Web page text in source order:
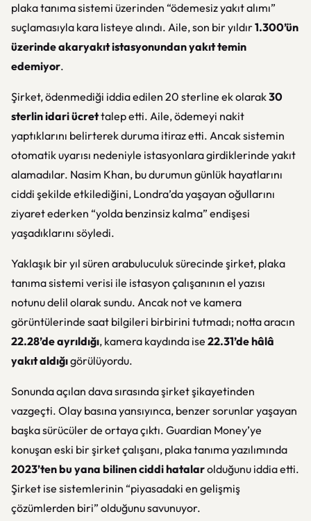
plaka tanıma sistemi üzerinden “ödemesiz yakıt alımı”
suçlamasıyla kara listeye alındı. Aile, son bir yıldır1.300’ün
üzerinde akaryakıt istasyonundan yakıt temin
edemiyor.
Şirket, ödenmediği iddia edilen 20 sterline ek olarak30
sterlin idari ücrettalep etti. Aile, ödemeyi nakit
yaptıklarını belirterek duruma itiraz etti. Ancak sistemin
otomatik uyarısı nedeniyle istasyonlara girdiklerinde yakıt
alamadılar. Nasim Khan, bu durumun günlük hayatlarını
ciddi şekilde etkilediğini, Londra’da yaşayan oğullarını
ziyaret ederken “yolda benzinsiz kalma” endişesi
yaşadıklarını söyledi.
Yaklaşık bir yıl süren arabuluculuk sürecinde şirket, plaka
tanıma sistemi verisi ile istasyon çalışanının el yazısı
notunu delil olarak sundu. Ancak not ve kamera
görüntülerinde saat bilgileri birbirini tutmadı; notta aracın
22.28’de ayrıldığı, kamera kaydında ise 22.31’de hâlâ
yakıt aldığıgörülüyordu.
Sonunda açılan dava sırasında şirket şikayetinden
vazgeçti. Olay basına yansıyınca, benzer sorunlar yaşayan
başka sürücüler de ortaya çıktı. Guardian Money’ye
konuşan eski bir şirket çalışanı, plaka tanıma yazılımında
2023’ten bu yana bilinen ciddi hatalarolduğunu iddia etti.
Şirket ise sistemlerinin “piyasadaki en gelişmiş
çözümlerden biri” olduğunu savunuyor.